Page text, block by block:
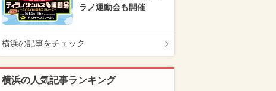
ラノ運動会も開催
横浜の記事をチェック
横浜の人気記事ランキング